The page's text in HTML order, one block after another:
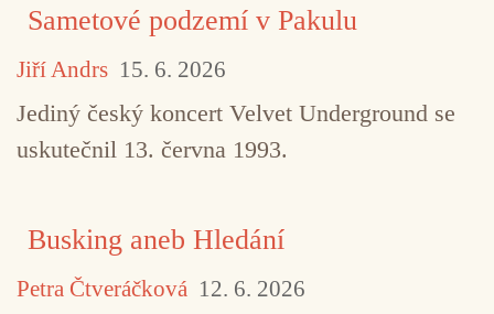
Sametové podzemí v Pakulu
Jiří Andrs 15. 6. 2026
Jediný český koncert Velvet Underground se
uskutečnil 13. června 1993.
Busking aneb Hledání
Petra Čtveráčková 12. 6. 2026